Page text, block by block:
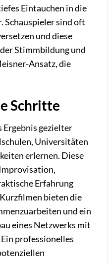
Eintauchen in die
Schauspieler sind oft
und diese
Stimmbildung und
Ansatz, die
Schritte
gezielter
Universitäten
erlernen. Diese
Erfahrung
bieten die
und ein
eines Netzwerks mit
professionelles